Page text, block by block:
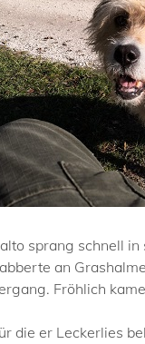
sprang schnell
an
Fröhlich
die er Leckerlies